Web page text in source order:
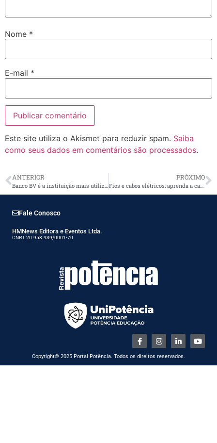
Nome *
E-mail *
Este site utiliza o Akismet para reduzir spam. Saiba
como seus dados em comentários são processados.
ANTERIOR PRÓXIMO
Fios e cabos elétricos: aprenda a calcular a quantidade exata para as obras e reformas
Fale Conosco
HMNews Editora e Eventos Ltda.
CNPJ: 20.958.939/0001-70
Copyright© 2025 Portal Potência. Todos os direitos reservados.